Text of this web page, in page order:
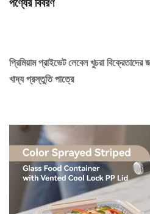
পণ্যের বিবরণ
প্রিমিয়াম প্রাইভেট লেবেল খুচরা
খাদ্য প্রস্তুতি পাত্রে